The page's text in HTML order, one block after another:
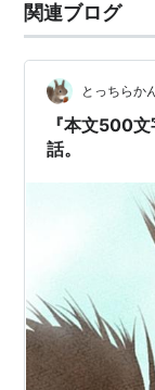
関連ブログ
とっちらか
『本文500
話。